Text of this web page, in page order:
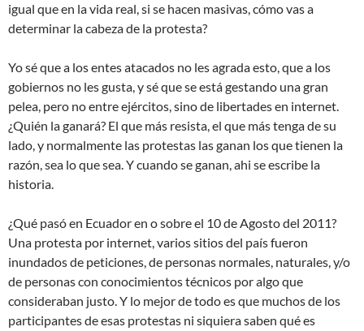
igual que en la vida real, si se hacen masivas, cómo vas a
determinar la cabeza de la protesta?
Yo sé que a los entes atacados no les agrada esto, que a los
gobiernos no les gusta, y sé que se está gestando una gran
pelea, pero no entre ejércitos, sino de libertades en internet.
¿Quién la ganará? El que más resista, el que más tenga de su
lado, y normalmente las protestas las ganan los que tienen la
razón, sea lo que sea. Y cuando se ganan, ahi se escribe la
historia.
¿Qué pasó en Ecuador en o sobre el 10 de Agosto del 2011?
Una protesta por internet, varios sitios del país fueron
inundados de peticiones, de personas normales, naturales, y/o
de personas con conocimientos técnicos por algo que
consideraban justo. Y lo mejor de todo es que muchos de los
participantes de esas protestas ni siquiera saben qué es